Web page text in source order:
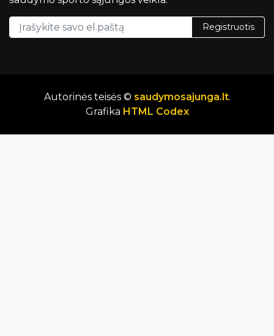
Registruotis
Autorinės teisės © saudymosajunga.lt.
Grafika HTML Codex